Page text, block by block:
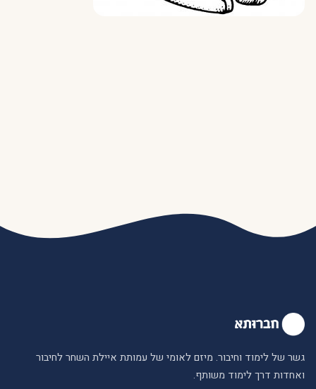
גשר של לימוד וחיבור. מיזם לאומי של עמותת איילת השחר לחיבור
ואחדות דרך לימוד משותף.